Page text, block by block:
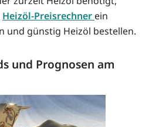
Heizöl-Preisrechner ein
und günstig Heizöl bestellen.
und Prognosen am